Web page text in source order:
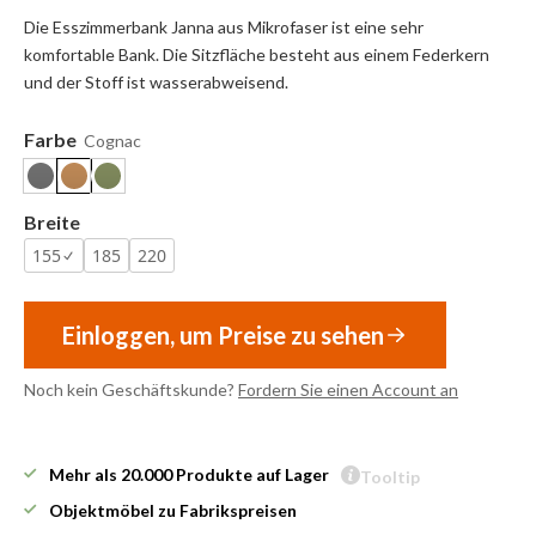
Die Esszimmerbank Janna aus Mikrofaser ist eine sehr
komfortable Bank. Die Sitzfläche besteht aus einem Federkern
und der Stoff ist wasserabweisend.
Farbe Cognac
Breite
155
185 220
Einloggen, um Preise zu sehen
Noch kein Geschäftskunde? Fordern Sie einen Account an
Mehr als 20.000 Produkte auf Lager
Tooltip
Objektmöbel zu Fabrikspreisen